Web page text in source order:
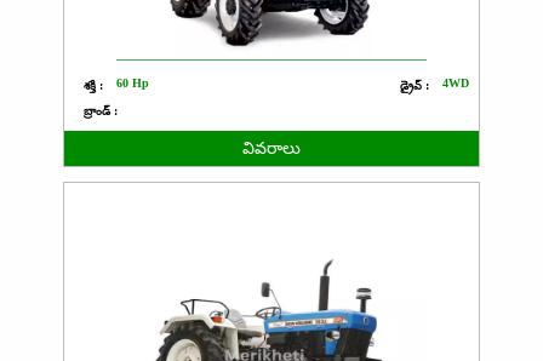
శక్తి : 60 Hp డ్రైవ్ : 4WD
బ్రాండ్ :
వివరాలు